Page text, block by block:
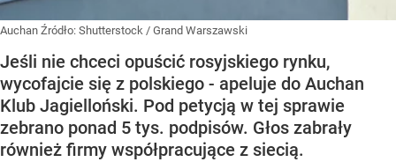
Auchan Źródło: Shutterstock / Grand Warszawski
Jeśli nie chceci opuścić rosyjskiego rynku,
wycofajcie się z polskiego - apeluje do Auchan
Klub Jagielloński. Pod petycją w tej sprawie
zebrano ponad 5 tys. podpisów. Głos zabrały
również firmy współpracujące z siecią.